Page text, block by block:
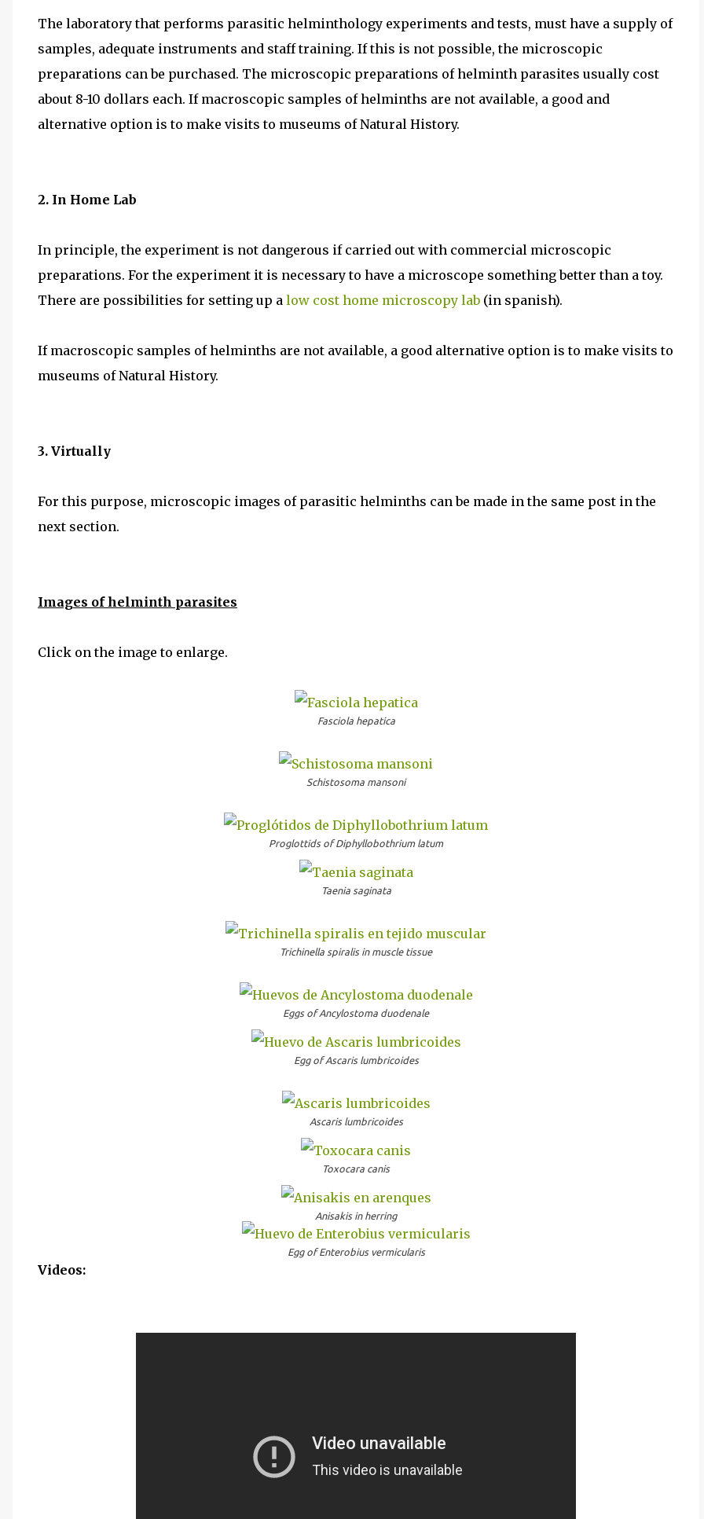
The laboratory that performs parasitic helminthology experiments and tests, must have a supply of
samples, adequate instruments and staff training. If this is not possible, the microscopic
preparations can be purchased. The microscopic preparations of helminth parasites usually cost
about 8-10 dollars each. If macroscopic samples of helminths are not available, a good and
alternative option is to make visits to museums of Natural History.
2. In Home Lab
In principle, the experiment is not dangerous if carried out with commercial microscopic
preparations. For the experiment it is necessary to have a microscope something better than a toy.
There are possibilities for setting up a low cost home microscopy lab (in spanish).
If macroscopic samples of helminths are not available, a good alternative option is to make visits to
museums of Natural History.
3. Virtually
For this purpose, microscopic images of parasitic helminths can be made in the same post in the
next section.
Images of helminth parasites
Click on the image to enlarge.
Fasciola hepatica
Schistosoma mansoni
Proglottids of Diphyllobothrium latum
Taenia saginata
Trichinella spiralis in muscle tissue
Eggs of Ancylostoma duodenale
Egg of Ascaris lumbricoides
Ascaris lumbricoides
Toxocara canis
Anisakis in herring
Egg of Enterobius vermicularis
Videos: